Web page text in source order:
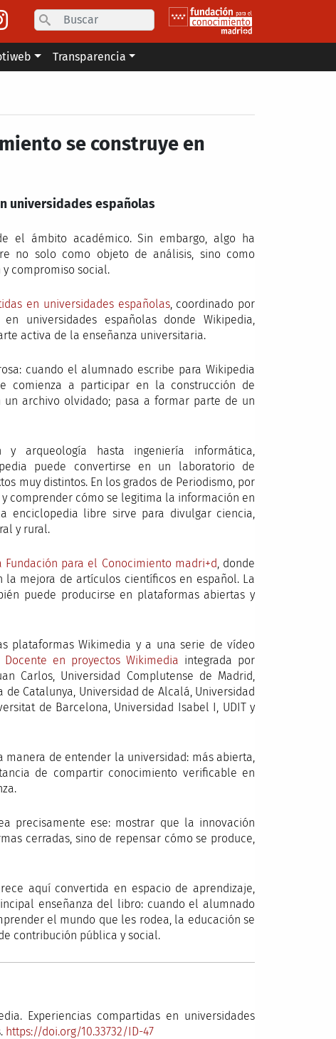
Search
Transparencia
se construye en
universidades españolas
el ámbito académico. Sin embargo, algo ha
no solo como objeto de análisis, sino como
compromiso social.
en universidades españolas, coordinado por
universidades españolas donde Wikipedia,
activa de la enseñanza universitaria.
cuando el alumnado escribe para Wikipedia
comienza a participar en la construcción de
archivo olvidado; pasa a formar parte de un
y arqueología hasta ingeniería informática,
puede convertirse en un laboratorio de
muy distintos. En los grados de Periodismo, por
comprender cómo se legitima la información en
enciclopedia libre sirve para divulgar ciencia,
y rural.
para el Conocimiento madri+d, donde
mejora de artículos científicos en español. La
puede producirse en plataformas abiertas y
plataformas Wikimedia y a una serie de vídeo
Docente en proyectos Wikimedia integrada por
Carlos, Universidad Complutense de Madrid,
Catalunya, Universidad de Alcalá, Universidad
de Barcelona, Universidad Isabel I, UDIT y
de entender la universidad: más abierta,
de compartir conocimiento verificable en
precisamente ese: mostrar que la innovación
cerradas, sino de repensar cómo se produce,
aquí convertida en espacio de aprendizaje,
enseñanza del libro: cuando el alumnado
el mundo que les rodea, la educación se
contribución pública y social.
Experiencias compartidas en universidades
https://doi.org/10.33732/ID-47